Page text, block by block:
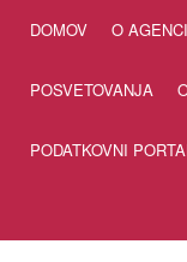
DOMOV O
POSVETOVANJA
PODATKOVNI